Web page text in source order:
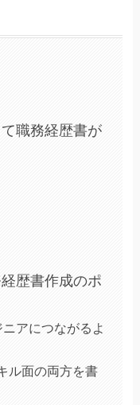
職務経歴書が
歴書作成のポ
アにつながるよ
ル面の両方を書